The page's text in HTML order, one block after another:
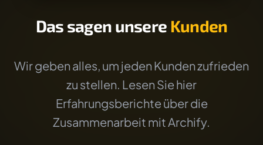
Das sagen unsere Kunden
Wir geben alles, um jeden Kunden zufrieden
zu stellen. Lesen Sie hier
Erfahrungsberichte über die
Zusammenarbeit mit Archify.